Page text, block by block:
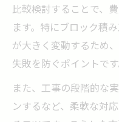
比較検討することで、
ます。特にブロック積
が大きく変動するため
失敗を防ぐポイントです
また、工事の段階的な
ンするなど、柔軟な対